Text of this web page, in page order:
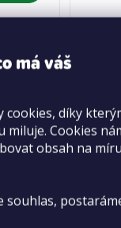
má váš
cookies, díky
miluje. Cookies
obsah na
souhlas,